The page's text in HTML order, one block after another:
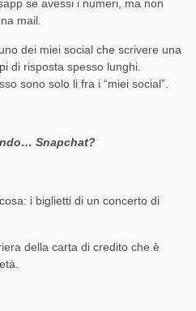
se avessi i numeri, ma non
mail.
dei miei social che scrivere una
di risposta spesso lunghi.
sono solo li fra i “miei social”.
Snapchat?
i biglietti di un concerto di
della carta di credito che è